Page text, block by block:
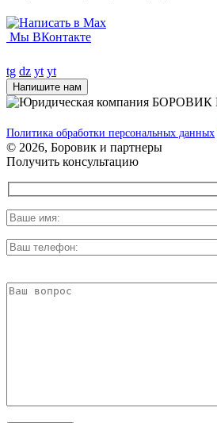
Мы ВКонтакте
tg dz yt yt
Напишите нам
Политика обработки персональных данных
© 2026, Боровик и партнеры
Получить консультацию